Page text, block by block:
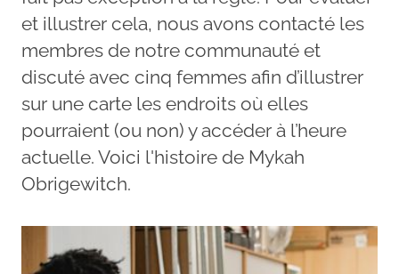
et illustrer cela, nous avons contacté les
membres de notre communauté et
discuté avec cinq femmes afin d’illustrer
sur une carte les endroits où elles
pourraient (ou non) y accéder à l’heure
actuelle. Voici l'histoire de Mykah
Obrigewitch.